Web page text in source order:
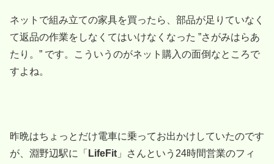
ネットで組み立ての家具を買ったら、部品が足りていなく
て返品の作業をしなくてはいけなくなった ”さがみはらあ
たり。” です。こういうのがネット購入の面倒なところで
すよね。
昨晩はちょっとだけ電車に乗ってお出かけしていたのです
が、淵野辺駅に「 LifeFit 」さんという24時間営業のフィ